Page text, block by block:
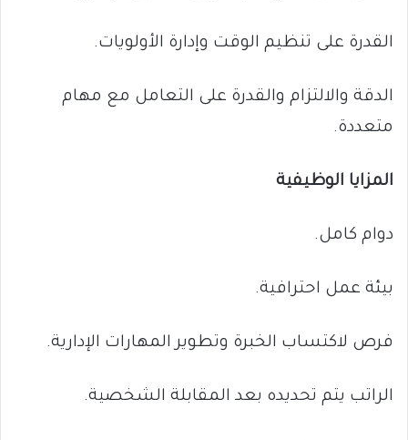
القدرة على تنظيم الوقت وإدارة الأولويات.
الدقة والالتزام والقدرة على التعامل مع مهام
متعددة.
المزايا الوظيفية
دوام كامل.
بيئة عمل احترافية.
فرص لاكتساب الخبرة وتطوير المهارات الإدارية.
الراتب يتم تحديده بعد المقابلة الشخصية.